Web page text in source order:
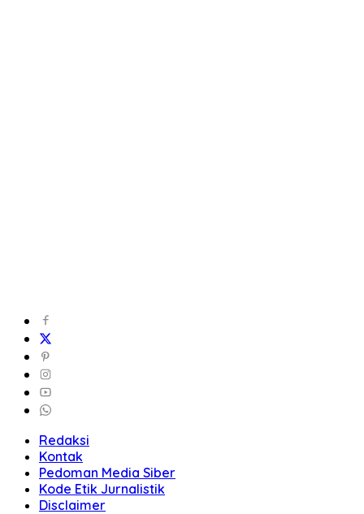
Redaksi
Kontak
Pedoman Media Siber
Kode Etik Jurnalistik
Disclaimer